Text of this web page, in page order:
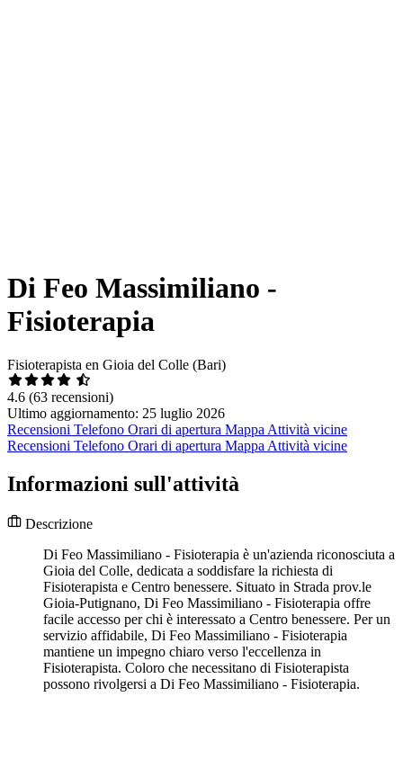
Di Feo Massimiliano -
Fisioterapia
Fisioterapista en Gioia del Colle (Bari)
4.6 (63 recensioni)
Ultimo aggiornamento: 25 luglio 2026
Recensioni Telefono Orari di apertura Mappa Attività vicine
Recensioni Telefono Orari di apertura Mappa Attività vicine
Informazioni sull'attività
Descrizione
Di Feo Massimiliano - Fisioterapia è un'azienda riconosciuta a
Gioia del Colle, dedicata a soddisfare la richiesta di
Fisioterapista e Centro benessere. Situato in Strada prov.le
Gioia-Putignano, Di Feo Massimiliano - Fisioterapia offre
facile accesso per chi è interessato a Centro benessere. Per un
servizio affidabile, Di Feo Massimiliano - Fisioterapia
mantiene un impegno chiaro verso l'eccellenza in
Fisioterapista. Coloro che necessitano di Fisioterapista
possono rivolgersi a Di Feo Massimiliano - Fisioterapia.